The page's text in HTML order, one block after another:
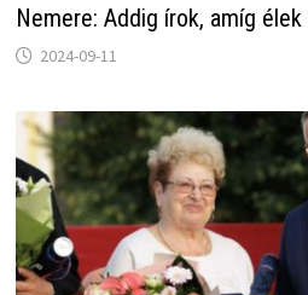
Nemere: Addig írok, amíg élek
2024-09-11